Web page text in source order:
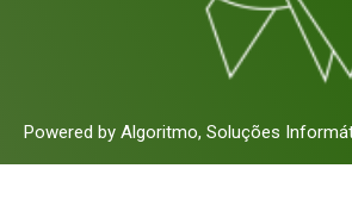
Powered by Algoritmo, Soluções